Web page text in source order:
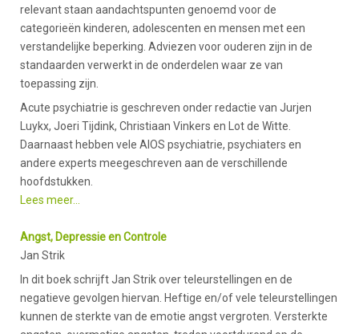
relevant staan aandachtspunten genoemd voor de
categorieën kinderen, adolescenten en mensen met een
verstandelijke beperking. Adviezen voor ouderen zijn in de
standaarden verwerkt in de onderdelen waar ze van
toepassing zijn.
Acute psychiatrie is geschreven onder redactie van Jurjen
Luykx, Joeri Tijdink, Christiaan Vinkers en Lot de Witte.
Daarnaast hebben vele AIOS psychiatrie, psychiaters en
andere experts meegeschreven aan de verschillende
hoofdstukken.
Lees meer...
Angst, Depressie en Controle
Jan Strik
In dit boek schrijft Jan Strik over teleurstellingen en de
negatieve gevolgen hiervan. Heftige en/of vele teleurstellingen
kunnen de sterkte van de emotie angst vergroten. Versterkte